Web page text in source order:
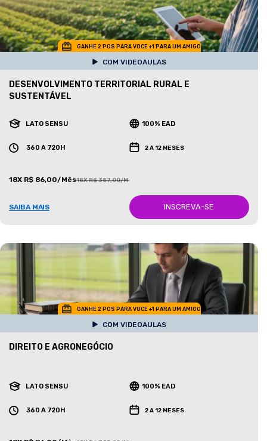
GANHE 2 POS PARA VOCE +1 PARA UM AMIGO
COM VIDEOAULAS
DESENVOLVIMENTO TERRITORIAL RURAL E
SUSTENTÁVEL
LATO SENSU 100% EAD
360 A 720H 2 A 12 MESES
18X R$ 86,00/Mês18X R$ 387,00/Mês
SAIBA MAIS INSCREVA-SE
GANHE 2 POS PARA VOCE +1 PARA UM AMIGO
COM VIDEOAULAS
DIREITO E AGRONEGÓCIO
LATO SENSU 100% EAD
360 A 720H 2 A 12 MESES